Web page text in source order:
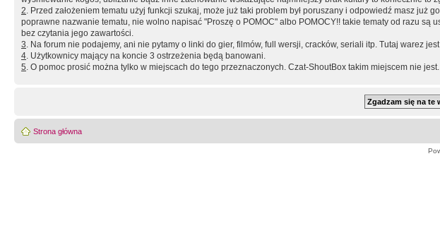
2. Przed założeniem tematu użyj funkcji szukaj, może już taki problem był poruszany i odpowiedź masz już
poprawne nazwanie tematu, nie wolno napisać "Proszę o POMOC" albo POMOCY!! takie tematy od razu
bez czytania jego zawartości.
3. Na forum nie podajemy, ani nie pytamy o linki do gier, filmów, full wersji, cracków, seriali itp. Tutaj warez
4. Użytkownicy mający na koncie 3 ostrzeżenia będą banowani.
5. O pomoc prosić można tylko w miejscach do tego przeznaczonych. Czat-ShoutBox takim miejscem nie jest.
Strona główna